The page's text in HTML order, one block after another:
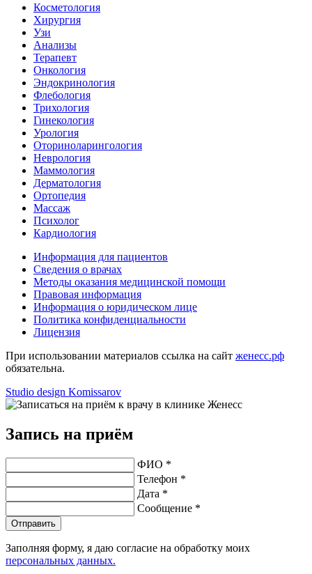
Косметология
Хирургия
Узи
Анализы
Терапевт
Онкология
Эндокринология
Флебология
Трихология
Гинекология
Урология
Оториноларингология
Неврология
Маммология
Дерматология
Ортопедия
Массаж
Психолог
Кардиология
Информация для пациентов
Сведения о врачах
Методы оказания медицинской помощи
Правовая информация
Информация о юридическом лице
Политика конфиденциальности
Лицензия
При использовании материалов ссылка на сайт женесс.рф
обязательна.
Studio design Komissarov
Запись на приём
ФИО *
Телефон *
Дата *
Сообщение *
Отправить
Заполняя форму, я даю согласие на обработку моих
персональных данных.